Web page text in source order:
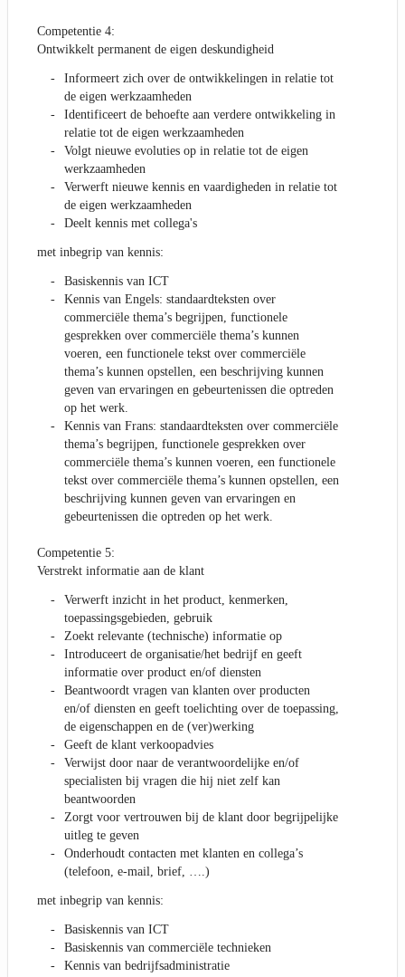
Competentie 4:
Ontwikkelt permanent de eigen deskundigheid
Informeert zich over de ontwikkelingen in relatie tot
de eigen werkzaamheden
Identificeert de behoefte aan verdere ontwikkeling in
relatie tot de eigen werkzaamheden
Volgt nieuwe evoluties op in relatie tot de eigen
werkzaamheden
Verwerft nieuwe kennis en vaardigheden in relatie tot
de eigen werkzaamheden
Deelt kennis met collega's
met inbegrip van kennis:
Basiskennis van ICT
Kennis van Engels: standaardteksten over
commerciële thema’s begrijpen, functionele
gesprekken over commerciële thema’s kunnen
voeren, een functionele tekst over commerciële
thema’s kunnen opstellen, een beschrijving kunnen
geven van ervaringen en gebeurtenissen die optreden
op het werk.
Kennis van Frans: standaardteksten over commerciële
thema’s begrijpen, functionele gesprekken over
commerciële thema’s kunnen voeren, een functionele
tekst over commerciële thema’s kunnen opstellen, een
beschrijving kunnen geven van ervaringen en
gebeurtenissen die optreden op het werk.
Competentie 5:
Verstrekt informatie aan de klant
Verwerft inzicht in het product, kenmerken,
toepassingsgebieden, gebruik
Zoekt relevante (technische) informatie op
Introduceert de organisatie/het bedrijf en geeft
informatie over product en/of diensten
Beantwoordt vragen van klanten over producten
en/of diensten en geeft toelichting over de toepassing,
de eigenschappen en de (ver)werking
Geeft de klant verkoopadvies
Verwijst door naar de verantwoordelijke en/of
specialisten bij vragen die hij niet zelf kan
beantwoorden
Zorgt voor vertrouwen bij de klant door begrijpelijke
uitleg te geven
Onderhoudt contacten met klanten en collega’s
(telefoon, e-mail, brief, ….)
met inbegrip van kennis:
Basiskennis van ICT
Basiskennis van commerciële technieken
Kennis van bedrijfsadministratie